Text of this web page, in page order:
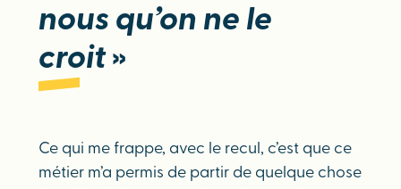
nous qu’on ne le
croit»
Ce qui me frappe, avec le recul, c’est que ce
métier m’a permis de partir de quelque chose